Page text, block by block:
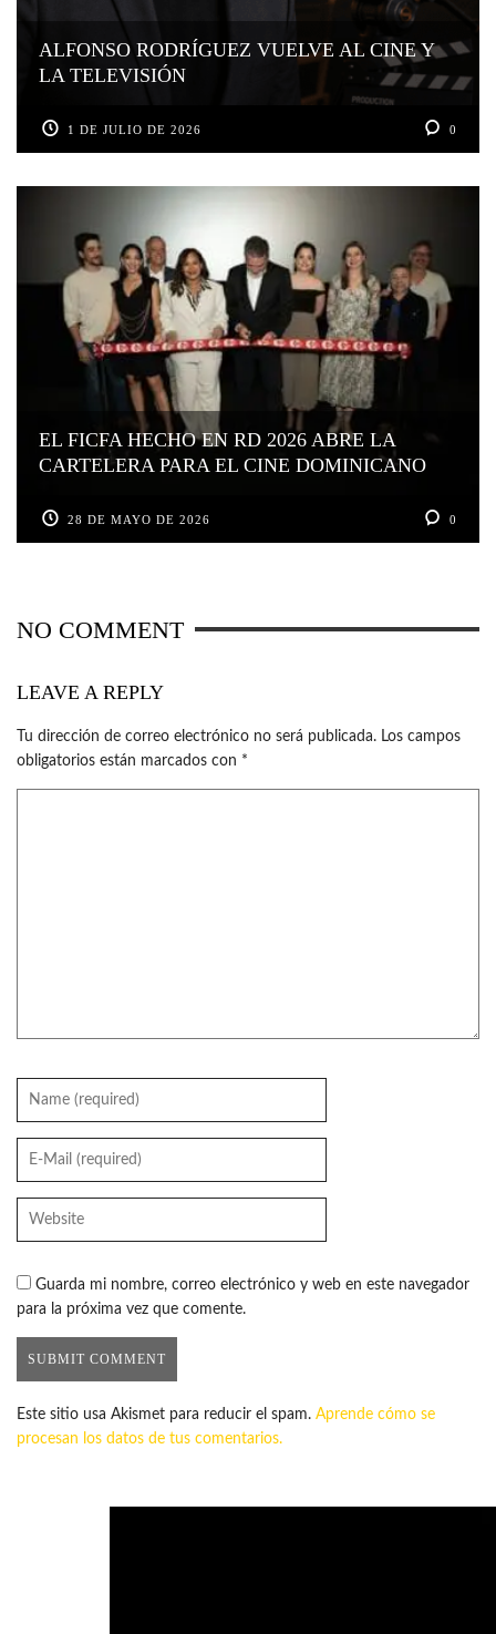
ALFONSO RODRÍGUEZ VUELVE AL CINE Y
LA TELEVISIÓN
1 DE JULIO DE 2026 0
EL FICFA HECHO EN RD 2026 ABRE LA
CARTELERA PARA EL CINE DOMINICANO
28 DE MAYO DE 2026 0
NO COMMENT
LEAVE A REPLY
Tu dirección de correo electrónico no será publicada. Los campos
obligatorios están marcados con *
Guarda mi nombre, correo electrónico y web en este navegador
para la próxima vez que comente.
Este sitio usa Akismet para reducir el spam. Aprende cómo se
procesan los datos de tus comentarios.